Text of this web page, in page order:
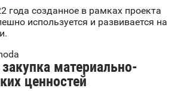
года созданное в рамках проекта
используется и развивается на
материально-
ценностей